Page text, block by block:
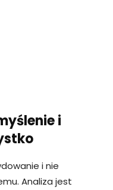
i
i nie
Analiza jest